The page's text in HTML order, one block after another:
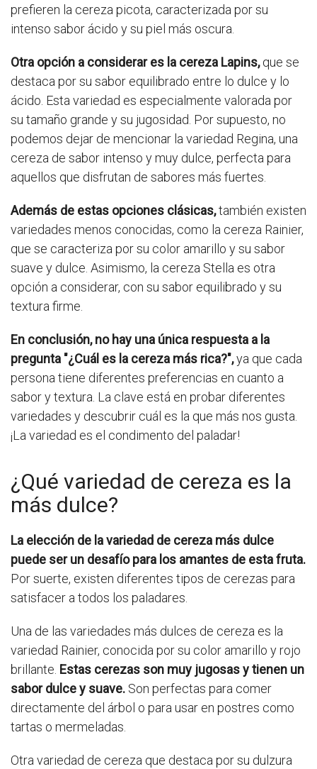
prefieren la cereza picota, caracterizada por su
intenso sabor ácido y su piel más oscura.
Otra opción a considerar es la cereza Lapins,que se
destaca por su sabor equilibrado entre lo dulce y lo
ácido. Esta variedad es especialmente valorada por
su tamaño grande y su jugosidad. Por supuesto, no
podemos dejar de mencionar la variedad Regina, una
cereza de sabor intenso y muy dulce, perfecta para
aquellos que disfrutan de sabores más fuertes.
Además de estas opciones clásicas,también existen
variedades menos conocidas, como la cereza Rainier,
que se caracteriza por su color amarillo y su sabor
suave y dulce. Asimismo, la cereza Stella es otra
opción a considerar, con su sabor equilibrado y su
textura firme.
En conclusión, no hay una única respuesta a la
pregunta "¿Cuál es la cereza más rica?",ya que cada
persona tiene diferentes preferencias en cuanto a
sabor y textura. La clave está en probar diferentes
variedades y descubrir cuál es la que más nos gusta.
¡La variedad es el condimento del paladar!
¿Qué variedad de cereza es la
más dulce?
La elección de la variedad de cereza más dulce
puede ser un desafío para los amantes de esta fruta.
Por suerte, existen diferentes tipos de cerezas para
satisfacer a todos los paladares.
Una de las variedades más dulces de cereza es la
variedad Rainier, conocida por su color amarillo y rojo
brillante. Estas cerezas son muy jugosas y tienen un
sabor dulce y suave. Son perfectas para comer
directamente del árbol o para usar en postres como
tartas o mermeladas.
Otra variedad de cereza que destaca por su dulzura